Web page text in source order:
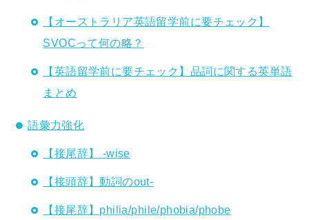
【オーストラリア英語留学前に要チェック】
SVOCって何の略？
【英語留学前に要チェック】品詞に関する英単語
まとめ
語彙力強化
【接尾辞】 -wise
【接頭辞】動詞のout-
【接尾辞】philia/phile/phobia/phobe